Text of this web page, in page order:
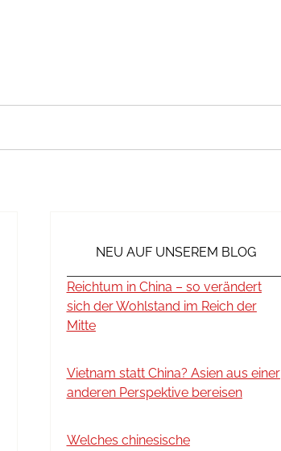
NEU AUF UNSEREM BLOG
Reichtum in China – so verändert
sich der Wohlstand im Reich der
Mitte
Vietnam statt China? Asien aus einer
anderen Perspektive bereisen
Welches chinesische